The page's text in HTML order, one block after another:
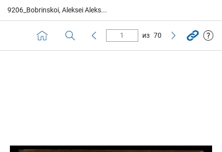
9206_Bobrinskoi, Aleksei Aleks...
из 70